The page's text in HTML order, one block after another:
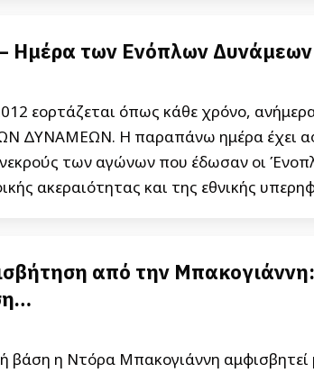
Ημέρα των Ενόπλων Δυνάμεων
εορτάζεται όπως κάθε χρόνο,
Η παραπάνω ημέρα έχει
των αγώνων που έδωσαν οι
ακεραιότητας και της εθνικής
από την
βάση η Ντόρα Μπακογιάννη αμφισβητεί